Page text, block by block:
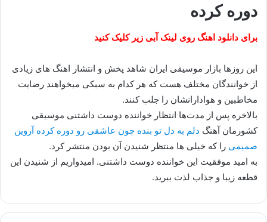
دوره کرده
برای دانلود اهنگ روی لینک آبی زیر کلیک کنید
این روزها بازار موسیقی ایران شاهد پخش و انتشار اهنگ های زیادی
از خوانندگان مختلف هست که هر کدام به سبکی میخواهند رضایت
مخاطبین و هوادارانشان را جلب کنند.
بالاخره پس از مدت‌ها انتظار خواننده دوست داشتنی موسیقی
کشورمان آهنگ دلم به دل تو بنده چون عاشقی رو دوره کرده آروین
صمیمی را که خیلی ها منتظر شنیدن آن بودن منتشر کرد.
به امید موفقیت این خواننده دوست داشتنی. امیدواریم از شنیدن این
قطعه زیبا و جذاب لذت ببرید.